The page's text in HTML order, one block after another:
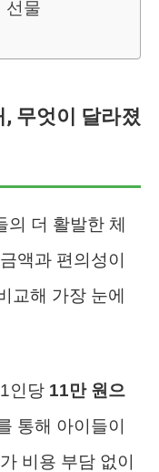
선물
무엇이 달라졌
의 더 활발한 체
액과 편의성이
교해 가장 눈에
인당 11만 원으
통해 아이들이
비용 부담 없이